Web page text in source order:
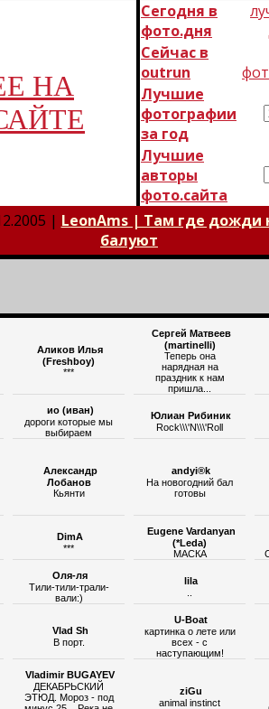
НА
Сегодня в
фото.дня
Сейчас в
outrun
Лучшие
фотографии
за год
Лучшие
авторы
фото.сайта
| LeonAms | Там где дожди
балуют
Аликов Илья
(Freshboy)
***
Сергей Матвеев
(martinelli)
Теперь она
нарядная на
праздник к нам
пришла...
ио (иван)
дороги которые мы
выбираем
Юлиан Рибиник
Rock\\\'N\\\'Roll
Александр
Лобанов
Кьянти
andyi®k
На новогодний бал
готовы
DimA
***
Eugene Vardanyan
(*Leda)
МАСКА
Оля-ля
Тили-тили-трали-
вали:)
lila
Vlad Sh
В порт.
U-Bоаt
картинка о лете или
всех - с
наступающим!
Vladimir BUGAYEV
ДЕКАБРЬСКИЙ
ЭТЮД. Мороз - под
ziGu
animal instinct